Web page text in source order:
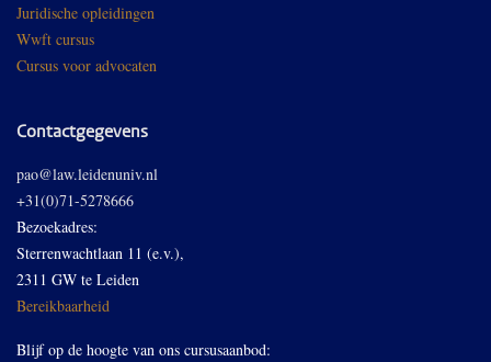
Juridische opleidingen
Wwft cursus
Cursus voor advocaten
Contactgegevens
pao@law.leidenuniv.nl
+31(0)71-5278666
Bezoekadres:
Sterrenwachtlaan 11 (e.v.),
2311 GW te Leiden
Bereikbaarheid
Blijf op de hoogte van ons cursusaanbod: